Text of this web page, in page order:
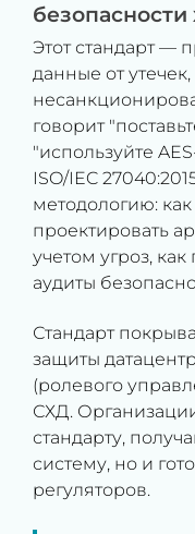
Этот стандарт —
данные от
говорит
"используйте
ISO/IEC
методологию:
проектировать
учетом угроз,
аудиты
Стандарт
защиты
(ролевого
СХД.
стандарту,
систему, но и
регуляторов.